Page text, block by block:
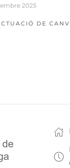
2025
DE